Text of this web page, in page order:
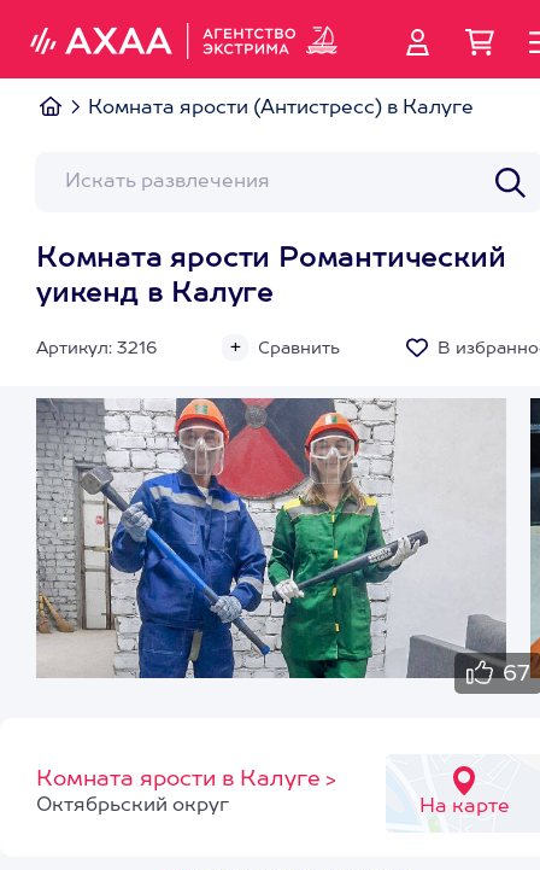
Комната ярости (Антистресс) в Калуге
Комната ярости Романтический
уикенд в Калуге
Артикул: 3216 Сравнить В
67
Комната ярости в Калуге >
На карте
Октябрьский округ